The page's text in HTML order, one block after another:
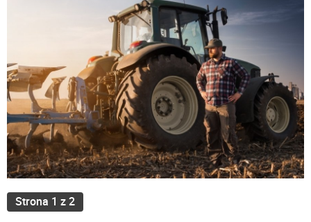
Strona 1 z 2